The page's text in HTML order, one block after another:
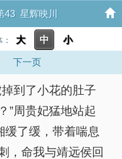
43 星辉映川
大 中 小
下一页
到了小花的肚子
”周贵妃猛地站起
缓了缓，带着喘息
，命我与靖远侯回